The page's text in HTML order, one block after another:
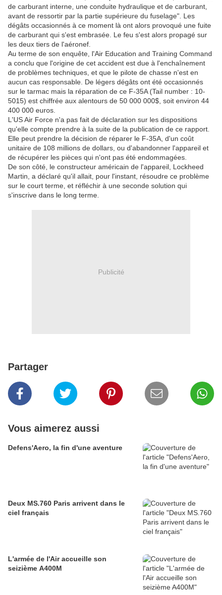
de carburant interne, une conduite hydraulique et de carburant,
avant de ressortir par la partie supérieure du fuselage". Les
dégâts occasionnés à ce moment là ont alors provoqué une fuite
de carburant qui s'est embrasée. Le feu s'est alors propagé sur
les deux tiers de l'aéronef.
Au terme de son enquête, l'Air Education and Training Command
a conclu que l'origine de cet accident est due à l'enchaînement
de problèmes techniques, et que le pilote de chasse n'est en
aucun cas responsable. De légers dégâts ont été occasionnés
sur le tarmac mais la réparation de ce F-35A (Tail number : 10-
5015) est chiffrée aux alentours de 50 000 000$, soit environ 44
400 000 euros.
L'US Air Force n'a pas fait de déclaration sur les dispositions
qu'elle compte prendre à la suite de la publication de ce rapport.
Elle peut prendre la décision de réparer le F-35A, d'un coût
unitaire de 108 millions de dollars, ou d'abandonner l'appareil et
de récupérer les pièces qui n'ont pas été endommagées.
De son côté, le constructeur américain de l'appareil, Lockheed
Martin, a déclaré qu'il allait, pour l'instant, résoudre ce problème
sur le court terme, et réfléchir à une seconde solution qui
s'inscrive dans le long terme.
Publicité
Partager
Vous aimerez aussi
Defens'Aero, la fin d'une aventure
Deux MS.760 Paris arrivent dans le
ciel français
L'armée de l'Air accueille son
seizième A400M